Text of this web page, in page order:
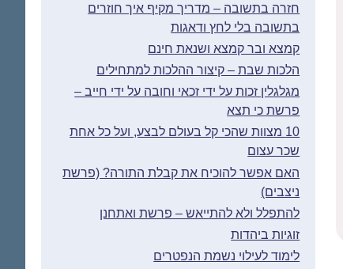
חזרה בתשובה – מדריך מקיף איך חוזרים
בתשובה בלי לחץ ודאגות
קמצא ובר קמצא ושנאת חינם
הלכות שבת – קיצור ההלכות למתחילים
מגלגלין זכות על ידי זכאי וחובה על ידי חייב –
פרשת כי תצא
10 מצוות שהכי קל בעולם לבצע, ועל כל אחת
שכר עצום
האם אפשר להוכיח את קבלת התורה? (פרשת
ניצבים)
להתפלל ולא להתייאש – פרשת ואתחנן
זוגיות ביהדות
לימוד לעילוי נשמת הנפטרים